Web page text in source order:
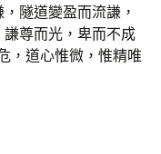
隧道變盈而流謙，
尊而光，卑而不成
，道心惟微，惟精唯